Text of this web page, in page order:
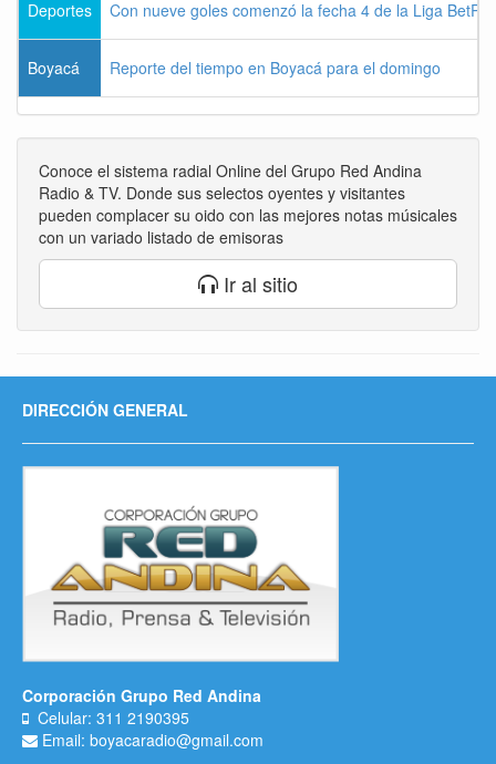
Deportes Con nueve goles comenzó la fecha 4 de la Liga
Boyacá Reporte del tiempo en Boyacá para el domingo
Conoce el sistema radial Online del Grupo Red Andina
Radio & TV. Donde sus selectos oyentes y visitantes
pueden complacer su oido con las mejores notas músicales
con un variado listado de emisoras
Ir al sitio
DIRECCIÓN GENERAL
Corporación Grupo Red Andina
Celular: 311 2190395
Email: boyacaradio@gmail.com